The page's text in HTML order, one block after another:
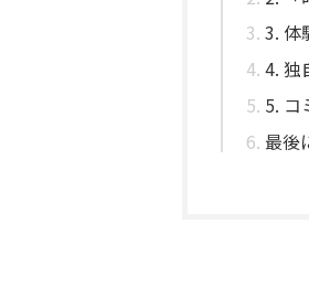
3. 体
4. 独
5. コ
最後